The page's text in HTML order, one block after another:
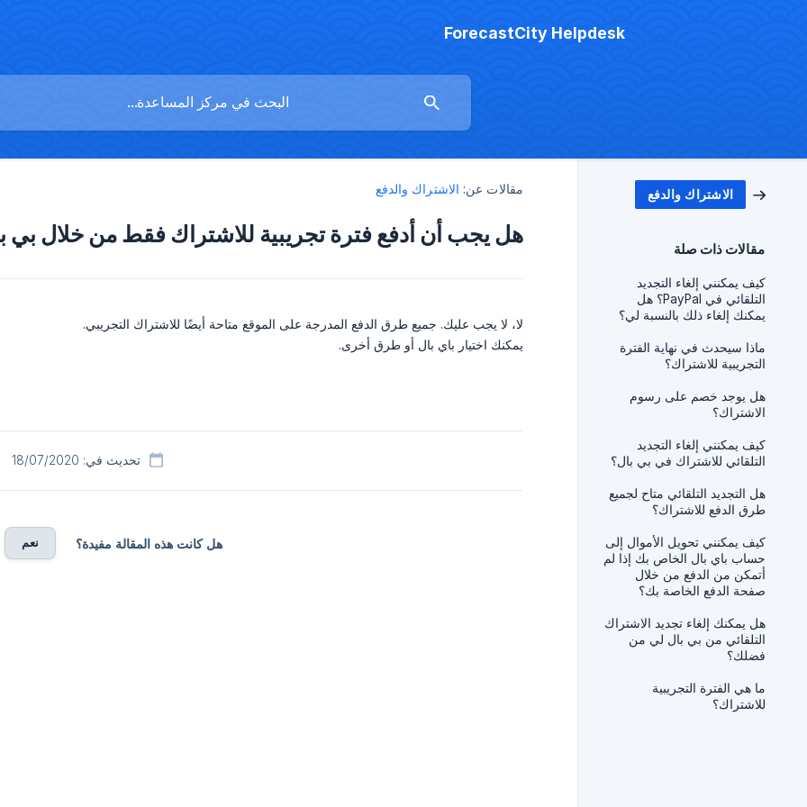
ForecastCity Helpdesk
الاشتراك والدفع
مقالات ذات صلة
كيف يمكنني إلغاء التجديد
التلقائي في PayPal؟ هل
يمكنك إلغاء ذلك بالنسبة لي؟
ماذا سيحدث في نهاية الفترة
التجريبية للاشتراك؟
هل يوجد خصم على رسوم
الاشتراك؟
كيف يمكنني إلغاء التجديد
التلقائي للاشتراك في بي بال؟
هل التجديد التلقائي متاح لجميع
طرق الدفع للاشتراك؟
كيف يمكنني تحويل الأموال إلى
حساب باي بال الخاص بك إذا لم
أتمكن من الدفع من خلال
صفحة الدفع الخاصة بك؟
هل يمكنك إلغاء تجديد الاشتراك
التلقائي من بي بال لي من
فضلك؟
ما هي الفترة التجريبية
للاشتراك؟
مقالات عن: الاشتراك والدفع
هل يجب أن أدفع فترة تجريبية للاشتراك فقط من خلال بي
لا، لا يجب عليك. جميع طرق الدفع المدرجة على الموقع متاحة أيضًا للاشتراك التجريبي.
يمكنك اختيار باي بال أو طرق أخرى.
تحديث في: 18/07/2020
هل كانت هذه المقالة مفيدة؟ نعم